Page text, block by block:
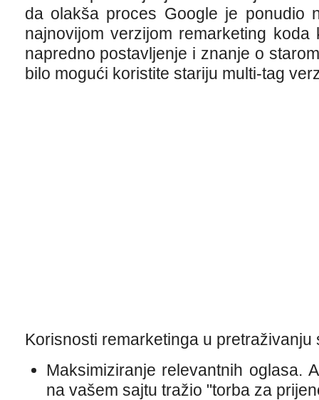
da olakša proces Google je ponudio
najnovijom verzijom remarketing
napredno postavljenje i znanje o
bilo mogući koristite stariju multi-tag
Korisnosti remarketinga u pretraživanju
Maksimiziranje relevantnih oglasa.
na vašem sajtu tražio "torba za